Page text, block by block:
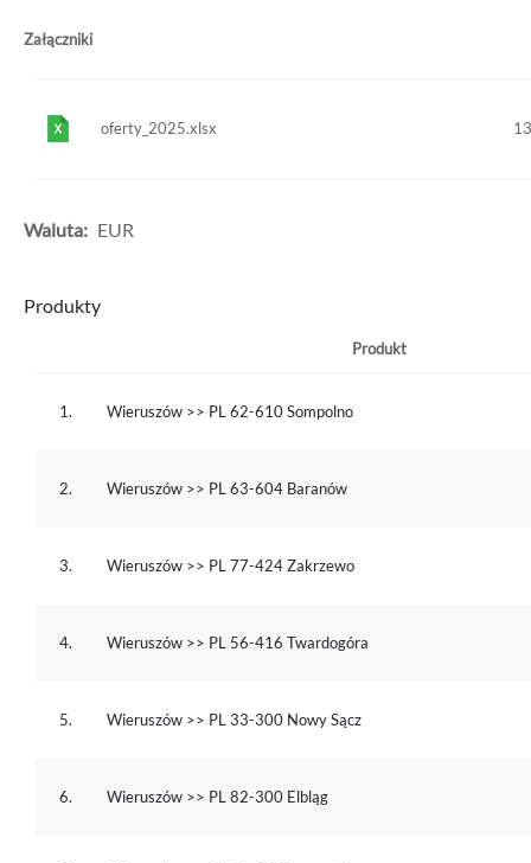
Załączniki
oferty_2025.xlsx
Waluta: EUR
Produkty
Produkt
1. Wieruszów >> PL 62-610 Sompolno
2. Wieruszów >> PL 63-604 Baranów
3. Wieruszów >> PL 77-424 Zakrzewo
4. Wieruszów >> PL 56-416 Twardogóra
5. Wieruszów >> PL 33-300 Nowy Sącz
6. Wieruszów >> PL 82-300 Elbląg